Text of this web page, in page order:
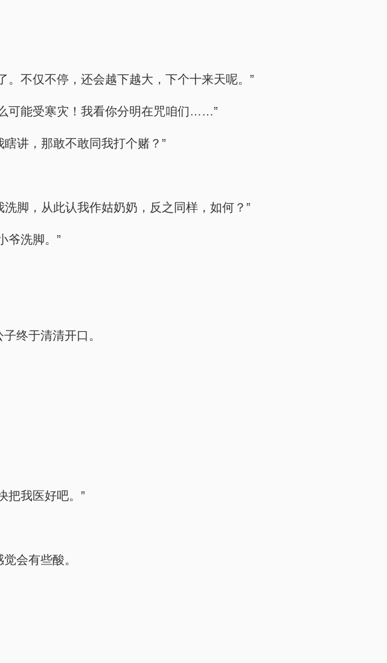
不仅不停，还会越下越大，下个十来天呢。”
可能受寒灾！我看你分明在咒咱们……”
讲，那敢不敢同我打个赌？”
脚，从此认我作姑奶奶，反之同样，如何？”
爷洗脚。”
终于清清开口。
把我医好吧。”
会有些酸。